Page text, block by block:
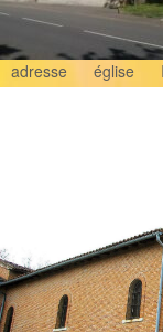
adresse église